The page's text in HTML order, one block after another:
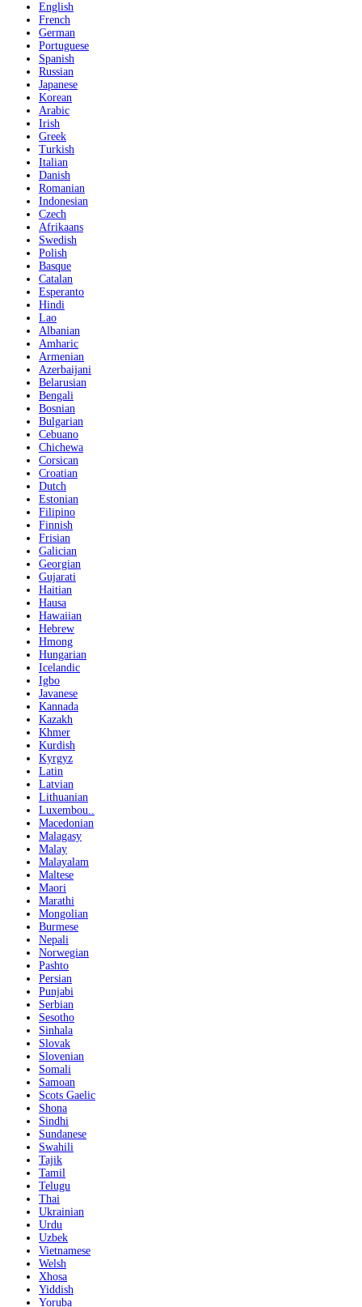
English
French
German
Portuguese
Spanish
Russian
Japanese
Korean
Arabic
Irish
Greek
Turkish
Italian
Danish
Romanian
Indonesian
Czech
Afrikaans
Swedish
Polish
Basque
Catalan
Esperanto
Hindi
Lao
Albanian
Amharic
Armenian
Azerbaijani
Belarusian
Bengali
Bosnian
Bulgarian
Cebuano
Chichewa
Corsican
Croatian
Dutch
Estonian
Filipino
Finnish
Frisian
Galician
Georgian
Gujarati
Haitian
Hausa
Hawaiian
Hebrew
Hmong
Hungarian
Icelandic
Igbo
Javanese
Kannada
Kazakh
Khmer
Kurdish
Kyrgyz
Latin
Latvian
Lithuanian
Luxembou..
Macedonian
Malagasy
Malay
Malayalam
Maltese
Maori
Marathi
Mongolian
Burmese
Nepali
Norwegian
Pashto
Persian
Punjabi
Serbian
Sesotho
Sinhala
Slovak
Slovenian
Somali
Samoan
Scots Gaelic
Shona
Sindhi
Sundanese
Swahili
Tajik
Tamil
Telugu
Thai
Ukrainian
Urdu
Uzbek
Vietnamese
Welsh
Xhosa
Yiddish
Yoruba